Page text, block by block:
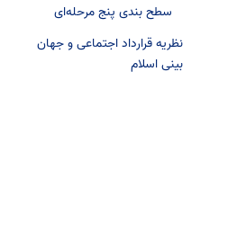
سطح بندی پنج مرحله‌ای
نظریه قرارداد اجتماعی و جهان
بینی اسلام